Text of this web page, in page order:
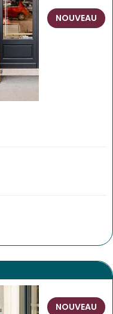
NOUVEAU
NOUVEAU